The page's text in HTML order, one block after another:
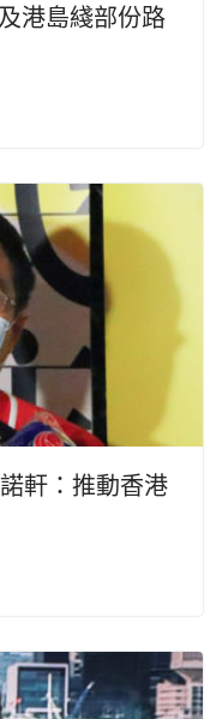
港島綫部份路
軒：推動香港